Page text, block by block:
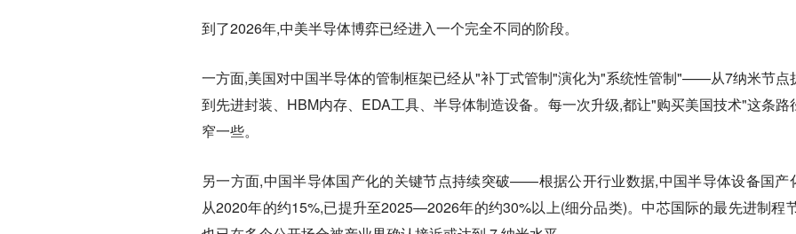
到了2026年,中美半导体博弈已经进入一个完全不同的阶段。
一方面,美国对中国半导体的管制框架已经从"补丁式管制"演化为"系统性管制"——从7纳米节点
到先进封装、HBM内存、EDA工具、半导体制造设备。每一次升级,都让"购买美国技术"这条路
窄一些。
另一方面,中国半导体国产化的关键节点持续突破——根据公开行业数据,中国半导体设备国产
从2020年的约15%,已提升至2025—2026年的约30%以上(细分品类)。中芯国际的最先进制程